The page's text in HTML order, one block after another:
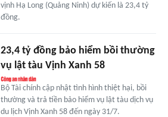
vịnh Hạ Long (Quảng Ninh) dự kiến là 23,4 tỷ
đồng.
23,4 tỷ đồng bảo hiểm bồi thường
vụ lật tàu Vịnh Xanh 58
Bộ Tài chính cập nhật tình hình thiệt hại, bồi
thường và trả tiền bảo hiểm vụ lật tàu dịch vụ
du lịch Vịnh Xanh 58 đến ngày 31/7.